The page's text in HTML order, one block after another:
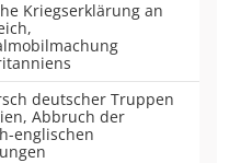
Kriegserklärung an
deutscher Truppen
Abbruch der
englischen